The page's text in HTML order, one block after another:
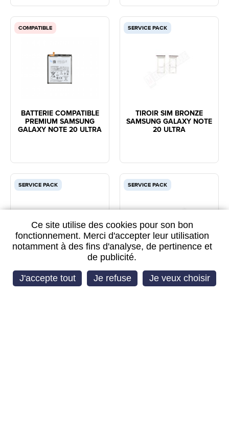
Ce site utilise des cookies pour son bon
fonctionnement. Merci d'accepter leur utilisation
notamment à des fins d'analyse, de pertinence et
de publicité.
J'accepte tout Je refuse Je veux choisir
COMPATIBLE
BATTERIE COMPATIBLE
PREMIUM SAMSUNG
GALAXY NOTE 20 ULTRA
SERVICE PACK
TIROIR SIM BRONZE
SAMSUNG GALAXY NOTE
20 ULTRA
SERVICE PACK
TIROIR SIM BLANC
SAMSUNG GALAXY NOTE
20 ULTRA
SERVICE PACK
VIBREUR SAMSUNG